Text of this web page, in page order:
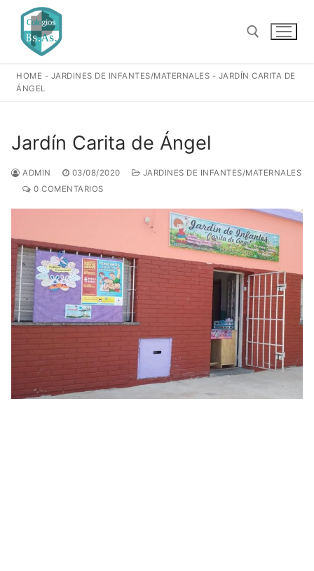
contenido
HOME - JARDINES DE INFANTES/MATERNALES - JARDÍN CARITA DE
ÁNGEL
Jardín Carita de Ángel
ADMIN 03/08/2020
JARDINES DE INFANTES/MATERNALES
0 COMENTARIOS